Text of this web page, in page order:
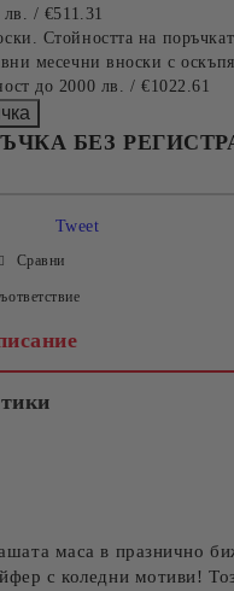
лв. / €511.31
Стойността на
месечни вноски с
до 2000 лв. / €1022.61
БЕЗ
с вас в рамките на работния
Tweet
Сравни
маса в празнично
с коледни мотиви!